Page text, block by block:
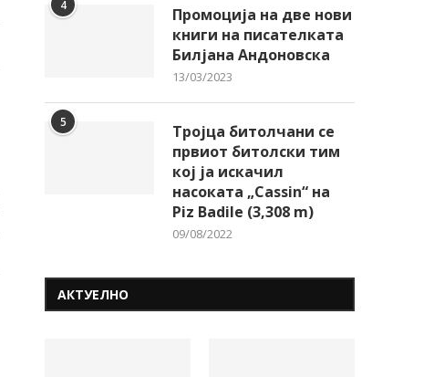
4
Промоција на две нови
книги на писателката
Билјана Андоновска
13/03/2023
5
Тројца битолчани се
првиот битолски тим
кој ја искачил
насоката „Cassin“ на
Piz Badile (3,308 m)
09/08/2022
АКТУЕЛНО